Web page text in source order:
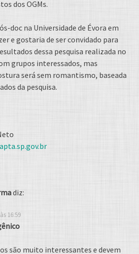
dos OGMs.
doc na Universidade de Évora em
e gostaria de ser convidado para
dessa pesquisa realizada no
grupos interessados, mas
será sem romantismo, baseada
da pesquisa.
diz:
16:59
são muito interessantes e devem